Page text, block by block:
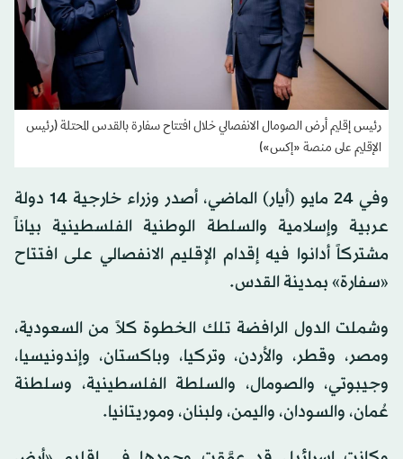
رئيس إقليم أرض الصومال الانفصالي خلال افتتاح سفارة بالقدس المحتلة (رئيس
الإقليم على منصة «إكس»)
وفي 24 مايو (أيار) الماضي، أصدر وزراء خارجية 14 دولة
عربية وإسلامية والسلطة الوطنية الفلسطينية بياناً
مشتركاً أدانوا فيه إقدام الإقليم الانفصالي على افتتاح
«سفارة» بمدينة القدس.
وشملت الدول الرافضة تلك الخطوة كلاً من السعودية،
ومصر، وقطر، والأردن، وتركيا، وباكستان، وإندونيسيا،
وجيبوتي، والصومال، والسلطة الفلسطينية، وسلطنة
عُمان، والسودان، واليمن، ولبنان، وموريتانيا.